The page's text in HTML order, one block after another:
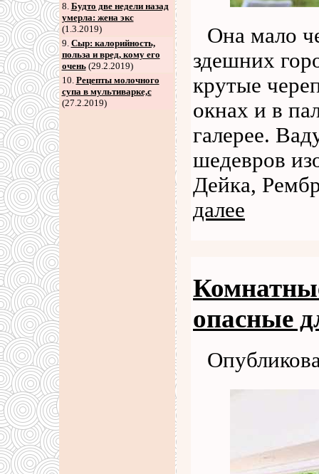
8. Будто две недели назад
умерла: жена экс
(1.3.2019)
9. Сыр: калорийность,
польза и вред, кому его
очень(29.2.2019)
10. Рецепты молочного
супа в мультиварке,с
(27.2.2019)
Она мало
здешних
крутые
окнах и в
галерее.
шедевров
Дейка,
далее
опасные